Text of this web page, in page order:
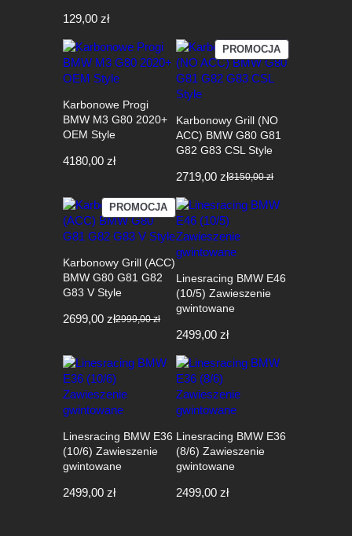
129,00 zł
Karbonowe Progi
BMW M3 G80 2020+
OEM Style
4180,00 zł
PROMOCJAPRODUKT
W
Karbonowy Grill (NO
ACC) BMW G80 G81
G82 G83 CSL Style
3150,00zł
Pierwotna
cena
wynosiła:
3150,00 zł.
2719,00 zł
Aktualna
cena
wynosi:
2719,00 zł.
PROMOCJAPRODUKT
W
PROMOCJI
Karbonowy Grill (ACC)
BMW G80 G81 G82
G83 V Style
2999,00zł
Pierwotna
wynosiła:
2999,00 zł.
2699,00 zł
Aktualna
wynosi:
2699,00 zł.
Linesracing BMW E46
(10/5) Zawieszenie
gwintowane
2499,00 zł
Linesracing BMW E36
(10/6) Zawieszenie
gwintowane
2499,00 zł
Linesracing BMW E36
(8/6) Zawieszenie
gwintowane
2499,00 zł